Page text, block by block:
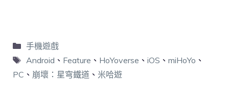
手機遊戲
Android 、 Feature 、 HoYoverse 、 iOS 、 miHoYo 、
PC 、 崩壞：星穹鐵道 、 米哈遊